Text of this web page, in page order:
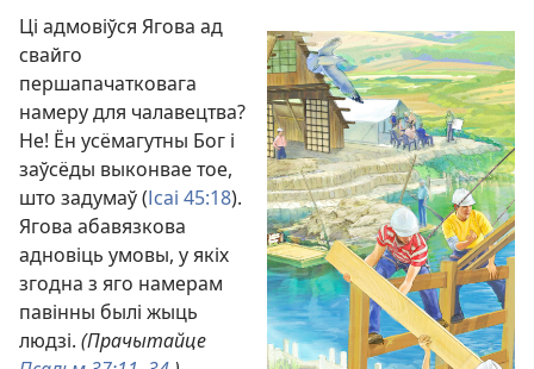
Ці адмовіўся Ягова ад
свайго
першапачатковага
намеру для чалавецтва?
Не! Ён усёмагутны Бог і
заўсёды выконвае тое,
што задумаў (Ісаі 45:18).
Ягова абавязкова
адновіць умовы, у якіх
згодна з яго намерам
павінны былі жыць
людзі. (Прачытайце